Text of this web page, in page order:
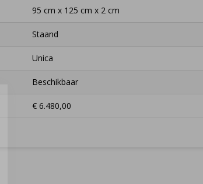
95 cm x 125 cm x 2 cm
Staand
Unica
Beschikbaar
€ 6.480,00